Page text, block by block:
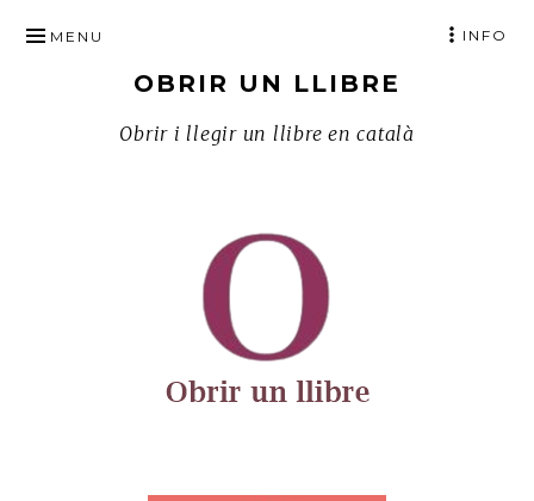
TO
CONTENTOBRIR UN LLIBRE
Obrir i llegir un llibre en català
MENU INFO